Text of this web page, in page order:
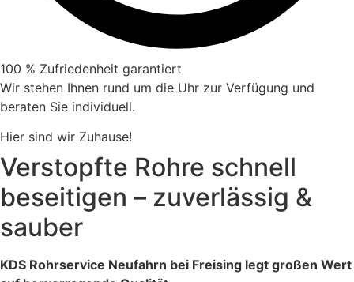
100 % Zufriedenheit garantiert
Wir stehen Ihnen rund um die Uhr zur Verfügung und
beraten Sie individuell.
Hier sind wir Zuhause!
Verstopfte Rohre schnell
beseitigen – zuverlässig &
sauber
KDS Rohrservice Neufahrn bei Freising legt großen Wert